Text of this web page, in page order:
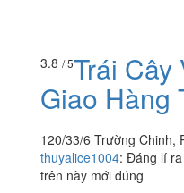
3.8/ 5Trái Cây
Giao Hàng